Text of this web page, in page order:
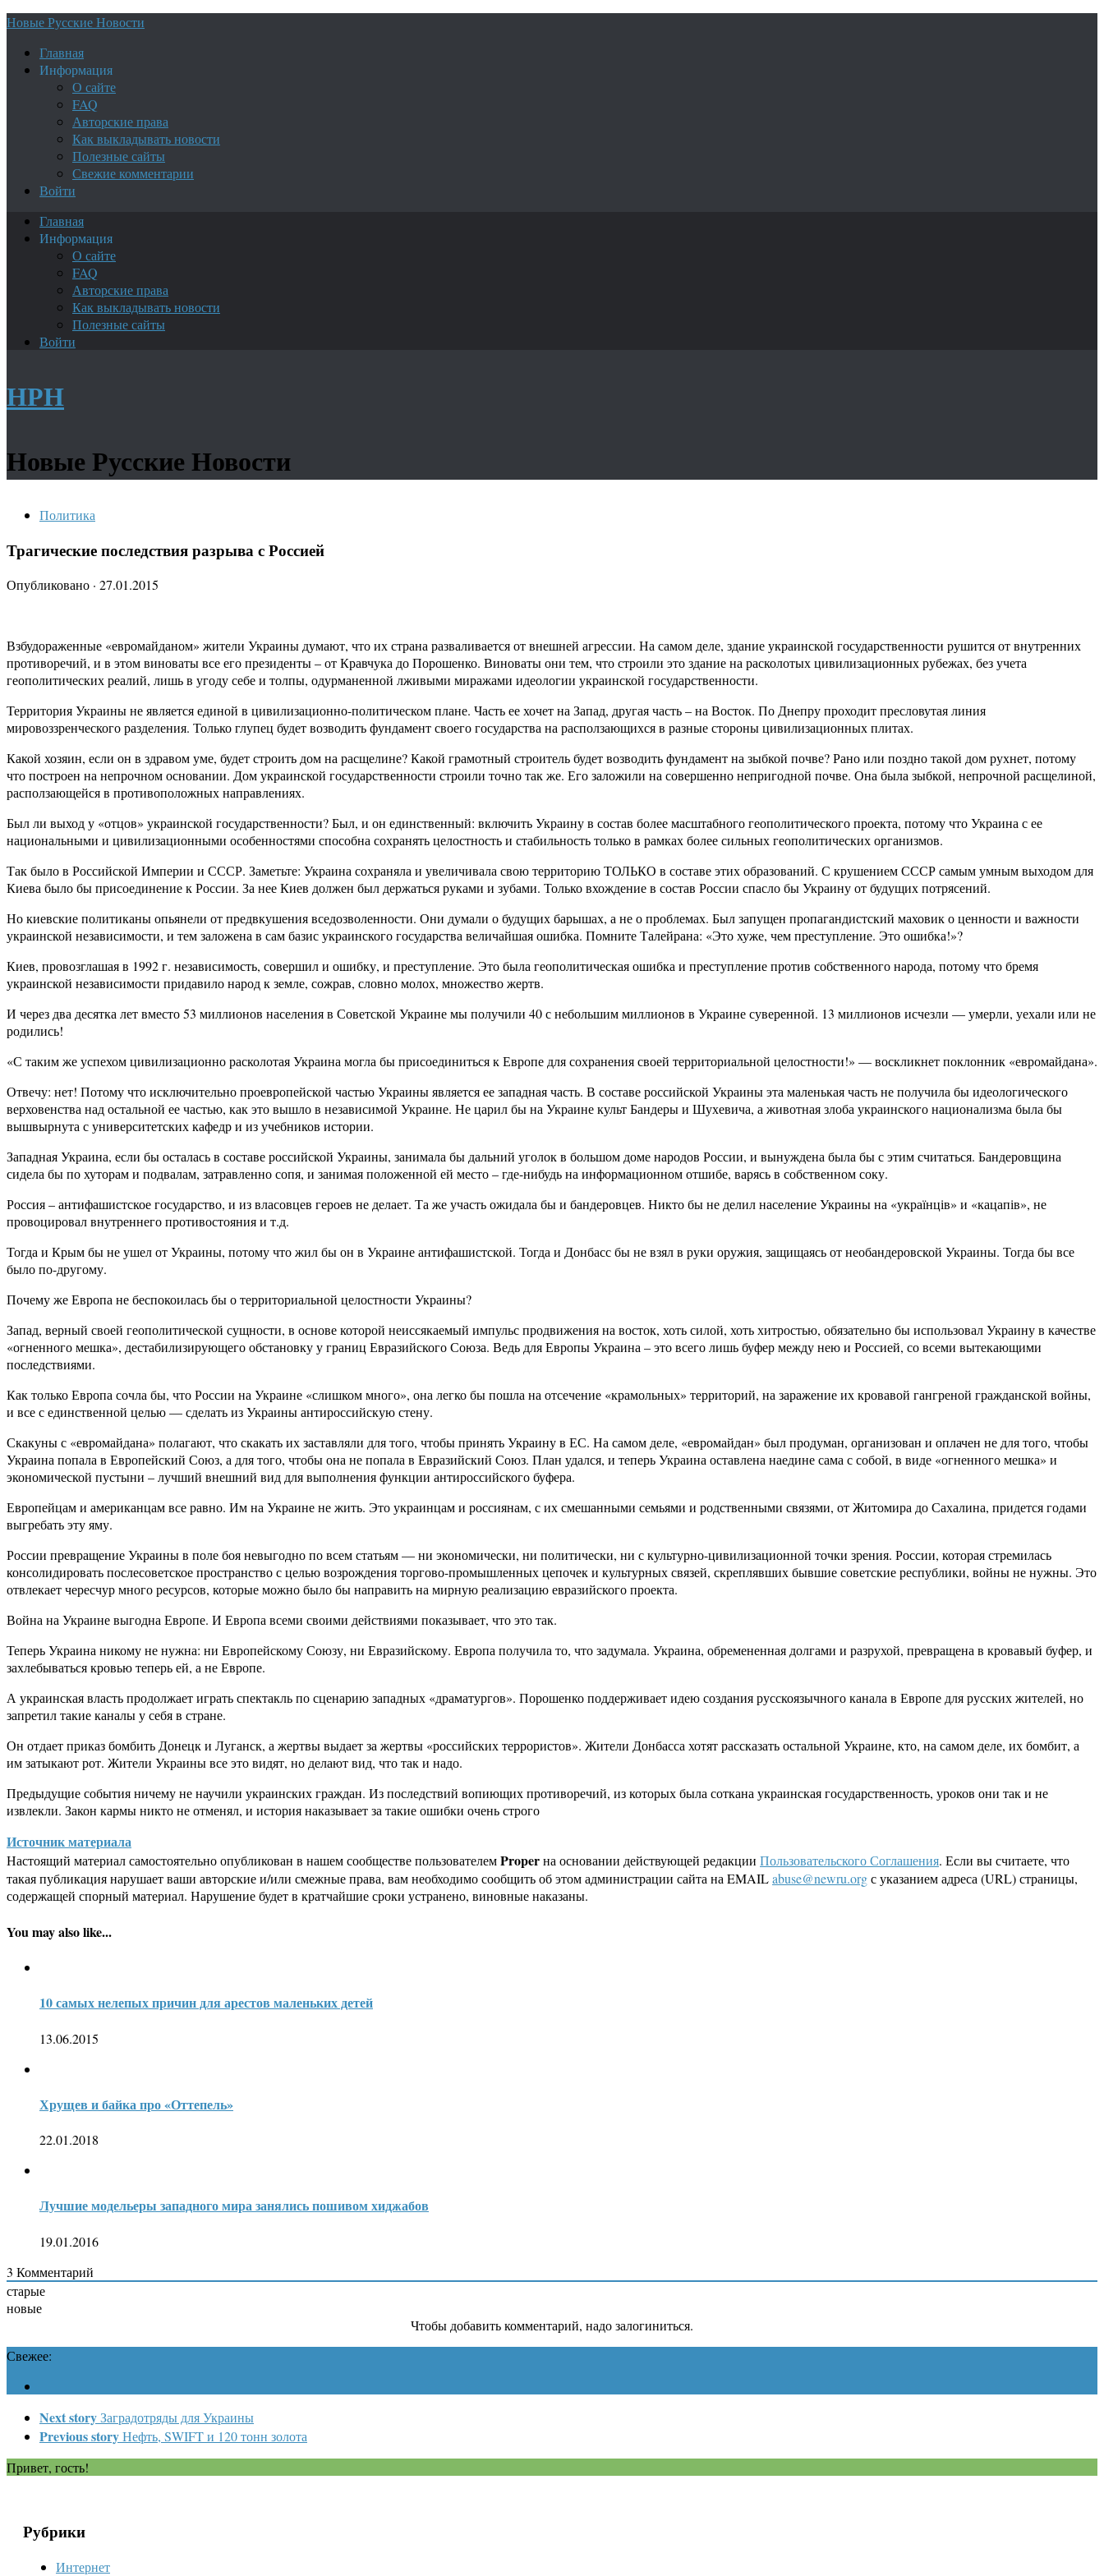
Новые Русские Новости
Главная
Информация
О сайте
FAQ
Авторские права
Как выкладывать новости
Полезные сайты
Свежие комментарии
Войти
Главная
Информация
О сайте
FAQ
Авторские права
Как выкладывать новости
Полезные сайты
Войти
НРН
Новые Русские Новости
Политика
Трагические последствия разрыва с Россией
Опубликовано · 27.01.2015
Взбудораженные «евромайданом» жители Украины думают, что их страна разваливается от внешней агрессии. На самом деле, здание украинской государственности рушится от внутренних
противоречий, и в этом виноваты все его президенты – от Кравчука до Порошенко. Виноваты они тем, что строили это здание на расколотых цивилизационных рубежах, без учета
геополитических реалий, лишь в угоду себе и толпы, одурманенной лживыми миражами идеологии украинской государственности.
Территория Украины не является единой в цивилизационно-политическом плане. Часть ее хочет на Запад, другая часть – на Восток. По Днепру проходит пресловутая линия
мировоззренческого разделения. Только глупец будет возводить фундамент своего государства на расползающихся в разные стороны цивилизационных плитах.
Какой хозяин, если он в здравом уме, будет строить дом на расщелине? Какой грамотный строитель будет возводить фундамент на зыбкой почве? Рано или поздно такой дом рухнет, потому
что построен на непрочном основании. Дом украинской государственности строили точно так же. Его заложили на совершенно непригодной почве. Она была зыбкой, непрочной расщелиной,
расползающейся в противоположных направлениях.
Был ли выход у «отцов» украинской государственности? Был, и он единственный: включить Украину в состав более масштабного геополитического проекта, потому что Украина с ее
национальными и цивилизационными особенностями способна сохранять целостность и стабильность только в рамках более сильных геополитических организмов.
Так было в Российской Империи и СССР. Заметьте: Украина сохраняла и увеличивала свою территорию ТОЛЬКО в составе этих образований. С крушением СССР самым умным выходом для
Киева было бы присоединение к России. За нее Киев должен был держаться руками и зубами. Только вхождение в состав России спасло бы Украину от будущих потрясений.
Но киевские политиканы опьянели от предвкушения вседозволенности. Они думали о будущих барышах, а не о проблемах. Был запущен пропагандистский маховик о ценности и важности
украинской независимости, и тем заложена в сам базис украинского государства величайшая ошибка. Помните Талейрана: «Это хуже, чем преступление. Это ошибка!»?
Киев, провозглашая в 1992 г. независимость, совершил и ошибку, и преступление. Это была геополитическая ошибка и преступление против собственного народа, потому что бремя
украинской независимости придавило народ к земле, сожрав, словно молох, множество жертв.
И через два десятка лет вместо 53 миллионов населения в Советской Украине мы получили 40 с небольшим миллионов в Украине суверенной. 13 миллионов исчезли — умерли, уехали или не
родились!
«С таким же успехом цивилизационно расколотая Украина могла бы присоединиться к Европе для сохранения своей территориальной целостности!» — воскликнет поклонник «евромайдана».
Отвечу: нет! Потому что исключительно проевропейской частью Украины является ее западная часть. В составе российской Украины эта маленькая часть не получила бы идеологического
верховенства над остальной ее частью, как это вышло в независимой Украине. Не царил бы на Украине культ Бандеры и Шухевича, а животная злоба украинского национализма была бы
вышвырнута с университетских кафедр и из учебников истории.
Западная Украина, если бы осталась в составе российской Украины, занимала бы дальний уголок в большом доме народов России, и вынуждена была бы с этим считаться. Бандеровщина
сидела бы по хуторам и подвалам, затравленно сопя, и занимая положенной ей место – где-нибудь на информационном отшибе, варясь в собственном соку.
Россия – антифашистское государство, и из власовцев героев не делает. Та же участь ожидала бы и бандеровцев. Никто бы не делил население Украины на «українців» и «кацапів», не
провоцировал внутреннего противостояния и т.д.
Тогда и Крым бы не ушел от Украины, потому что жил бы он в Украине антифашистской. Тогда и Донбасс бы не взял в руки оружия, защищаясь от необандеровской Украины. Тогда бы все
было по-другому.
Почему же Европа не беспокоилась бы о территориальной целостности Украины?
Запад, верный своей геополитической сущности, в основе которой неиссякаемый импульс продвижения на восток, хоть силой, хоть хитростью, обязательно бы использовал Украину в качестве
«огненного мешка», дестабилизирующего обстановку у границ Евразийского Союза. Ведь для Европы Украина – это всего лишь буфер между нею и Россией, со всеми вытекающими
последствиями.
Как только Европа сочла бы, что России на Украине «слишком много», она легко бы пошла на отсечение «крамольных» территорий, на заражение их кровавой гангреной гражданской войны,
и все с единственной целью — сделать из Украины антироссийскую стену.
Скакуны с «евромайдана» полагают, что скакать их заставляли для того, чтобы принять Украину в ЕС. На самом деле, «евромайдан» был продуман, организован и оплачен не для того, чтобы
Украина попала в Европейский Союз, а для того, чтобы она не попала в Евразийский Союз. План удался, и теперь Украина оставлена наедине сама с собой, в виде «огненного мешка» и
экономической пустыни – лучший внешний вид для выполнения функции антироссийского буфера.
Европейцам и американцам все равно. Им на Украине не жить. Это украинцам и россиянам, с их смешанными семьями и родственными связями, от Житомира до Сахалина, придется годами
выгребать эту яму.
России превращение Украины в поле боя невыгодно по всем статьям — ни экономически, ни политически, ни с культурно-цивилизационной точки зрения. России, которая стремилась
консолидировать послесоветское пространство с целью возрождения торгово-промышленных цепочек и культурных связей, скреплявших бывшие советские республики, войны не нужны. Это
отвлекает чересчур много ресурсов, которые можно было бы направить на мирную реализацию евразийского проекта.
Война на Украине выгодна Европе. И Европа всеми своими действиями показывает, что это так.
Теперь Украина никому не нужна: ни Европейскому Союзу, ни Евразийскому. Европа получила то, что задумала. Украина, обремененная долгами и разрухой, превращена в кровавый буфер, и
захлебываться кровью теперь ей, а не Европе.
А украинская власть продолжает играть спектакль по сценарию западных «драматургов». Порошенко поддерживает идею создания русскоязычного канала в Европе для русских жителей, но
запретил такие каналы у себя в стране.
Он отдает приказ бомбить Донецк и Луганск, а жертвы выдает за жертвы «российских террористов». Жители Донбасса хотят рассказать остальной Украине, кто, на самом деле, их бомбит, а
им затыкают рот. Жители Украины все это видят, но делают вид, что так и надо.
Предыдущие события ничему не научили украинских граждан. Из последствий вопиющих противоречий, из которых была соткана украинская государственность, уроков они так и не
извлекли. Закон кармы никто не отменял, и история наказывает за такие ошибки очень строго
Источник материала
Настоящий материал самостоятельно опубликован в нашем сообществе пользователемProperна основании действующей редакции Пользовательского Соглашения. Если вы считаете, что
такая публикация нарушает ваши авторские и/или смежные права, вам необходимо сообщить об этом администрации сайта на EMAILabuse@newru.orgс указанием адреса (URL) страницы,
содержащей спорный материал. Нарушение будет в кратчайшие сроки устранено, виновные наказаны.
You may also like...
10 самых нелепых причин для арестов маленьких детей
13.06.2015
Хрущев и байка про «Оттепель»
22.01.2018
Лучшие модельеры западного мира занялись пошивом хиджабов
19.01.2016
3 Комментарий
старые
новые
Чтобы добавить комментарий, надо залогиниться.
Свежее:
Next storyЗаградотряды для Украины
Previous storyНефть, SWIFT и 120 тонн золота
Привет, гость!
Рубрики
Интернет